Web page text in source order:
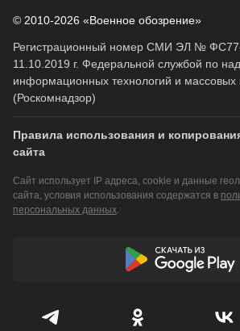
© 2010-2026 «Военное обозрение»
Регистрационный номер СМИ ЭЛ №
11.10.2019 г. Федеральной службой по
информационных технологий и массовых
(Роскомнадзор)
Правила использования и
сайта
Сайт использует IP адреса, cookie и данные
сайта, условия использования содержатся в
персональных данных.